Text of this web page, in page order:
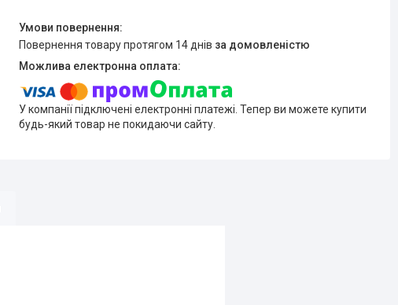
повернення товару протягом 14 днів за домовленістю
У компанії підключені електронні платежі. Тепер ви можете купити
будь-який товар не покидаючи сайту.